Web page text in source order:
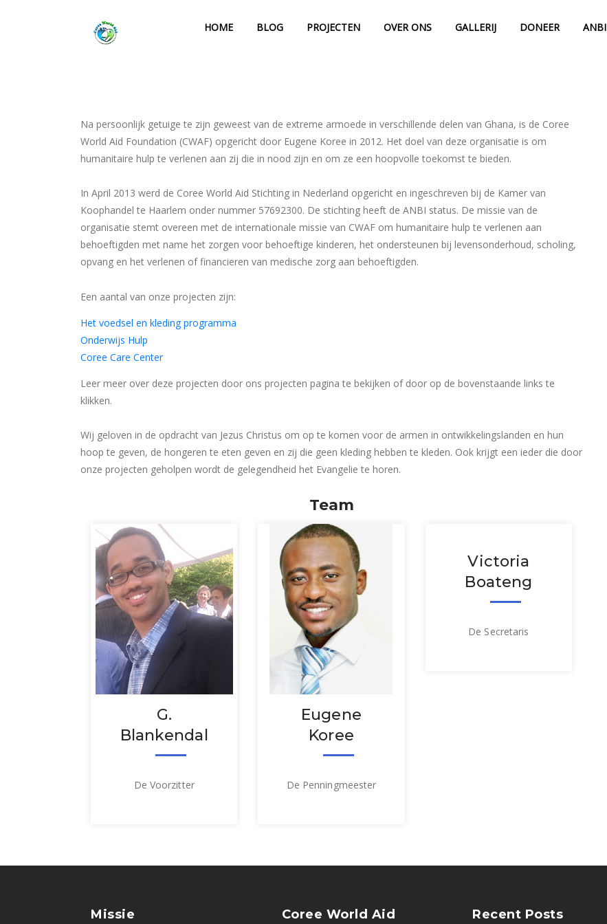
HOME BLOG PROJECTEN OVER ONS GALLERIJ DONEER ANBI
Na persoonlijk getuige te zijn geweest van de extreme armoede in verschillende delen van Ghana, is de Coree
World Aid Foundation (CWAF) opgericht door Eugene Koree in 2012. Het doel van deze organisatie is om
humanitaire hulp te verlenen aan zij die in nood zijn en om ze een hoopvolle toekomst te bieden.
In April 2013 werd de Coree World Aid Stichting in Nederland opgericht en ingeschreven bij de Kamer van
Koophandel te Haarlem onder nummer 57692300. De stichting heeft de ANBI status. De missie van de
organisatie stemt overeen met de internationale missie van CWAF om humanitaire hulp te verlenen aan
behoeftigden met name het zorgen voor behoeftige kinderen, het ondersteunen bij levensonderhoud, scholing,
opvang en het verlenen of financieren van medische zorg aan behoeftigden.
Een aantal van onze projecten zijn:
Het voedsel en kleding programma
Onderwijs Hulp
Coree Care Center
Leer meer over deze projecten door ons projecten pagina te bekijken of door op de bovenstaande links te
klikken.
Wij geloven in de opdracht van Jezus Christus om op te komen voor de armen in ontwikkelingslanden en hun
hoop te geven, de hongeren te eten geven en zij die geen kleding hebben te kleden. Ook krijgt een ieder die door
onze projecten geholpen wordt de gelegendheid het Evangelie te horen.
Team
G.
Blankendal
De Voorzitter
Eugene
Koree
De Penningmeester
Victoria
Boateng
De Secretaris
Missie
Coree World Aid
Recent Posts